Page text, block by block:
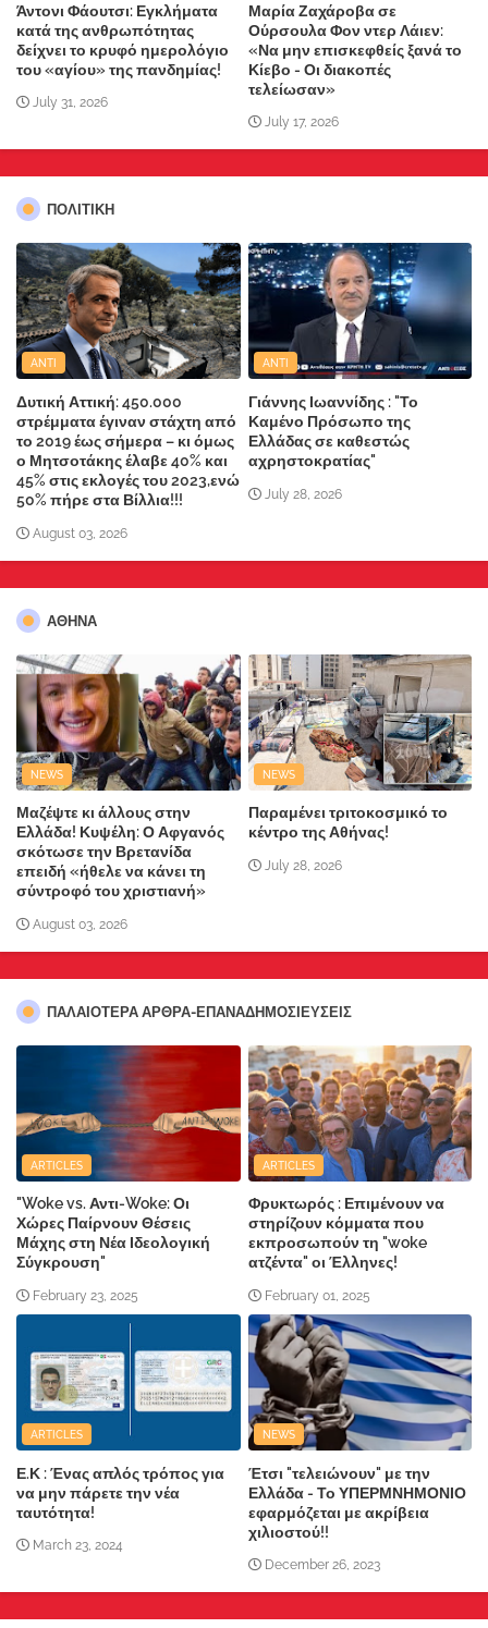
Άντονι Φάουτσι: Εγκλήματα
κατά της ανθρωπότητας
δείχνει το κρυφό ημερολόγιο
του «αγίου» της πανδημίας!
July 31, 2026
Μαρία Ζαχάροβα σε
Ούρσουλα Φον ντερ Λάιεν:
«Να μην επισκεφθείς ξανά το
Κίεβο - Οι διακοπές
τελείωσαν»
July 17, 2026
ΠΟΛΙΤΙΚΗ
ANTI
Δυτική Αττική: 450.000
στρέμματα έγιναν στάχτη από
το 2019 έως σήμερα – κι όμως
ο Μητσοτάκης έλαβε 40% και
45% στις εκλογές του 2023,ενώ
50% πήρε στα Βίλλια!!!
August 03, 2026
ANTI
Γιάννης Ιωαννίδης : "Το
Καμένο Πρόσωπο της
Ελλάδας σε καθεστώς
αχρηστοκρατίας"
July 28, 2026
ΑΘΗΝΑ
NEWS
Μαζέψτε κι άλλους στην
Ελλάδα! Κυψέλη: Ο Αφγανός
σκότωσε την Βρετανίδα
επειδή «ήθελε να κάνει τη
σύντροφό του χριστιανή»
August 03, 2026
NEWS
Παραμένει τριτοκοσμικό το
κέντρο της Αθήνας!
July 28, 2026
ΠΑΛΑΙΟΤΕΡΑ ΑΡΘΡΑ-ΕΠΑΝΑΔΗΜΟΣΙΕΥΣΕΙΣ
ARTICLES
"Woke vs. Αντι-Woke: Οι
Χώρες Παίρνουν Θέσεις
Μάχης στη Νέα Ιδεολογική
Σύγκρουση"
February 23, 2025
ARTICLES
Φρυκτωρός : Επιμένουν να
στηρίζουν κόμματα που
εκπροσωπούν τη "woke
ατζέντα" οι Έλληνες!
February 01, 2025
ARTICLES
Ε.Κ : Ένας απλός τρόπος για
να μην πάρετε την νέα
ταυτότητα!
March 23, 2024
NEWS
Έτσι "τελειώνουν" με την
Ελλάδα - Το ΥΠΕΡΜΝΗΜΟΝΙΟ
εφαρμόζεται με ακρίβεια
χιλιοστού!!
December 26, 2023